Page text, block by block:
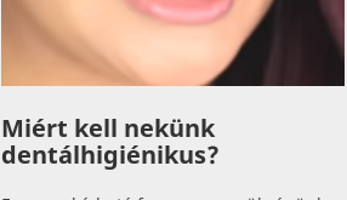
Miért kell nekünk
dentálhigiénikus?